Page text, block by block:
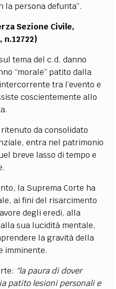
persona defunta”.
Sezione Civile,
n.12722)
tema del c.d. danno
“morale” patito dalla
tra l’evento e
coscientemente allo
da consolidato
entra nel patrimonio
breve lasso di tempo e
la Suprema Corte ha
ai fini del risarcimento
degli eredi, alla
sua lucidità mentale,
la gravità della
imminente.
“la paura di dover
patito lesioni personali e